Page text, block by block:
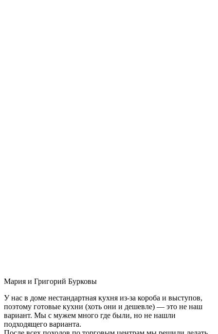
Мария и Григорий Бурковы
У нас в доме нестандартная кухня из-за короба и выступов,
поэтому готовые кухни (хоть они и дешевле) — это не наш
вариант. Мы с мужем много где были, но не нашли
подходящего варианта.